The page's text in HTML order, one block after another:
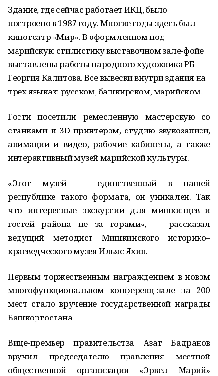
Здание, где сейчас работает ИКЦ, было
построено в 1987 году. Многие годы здесь был
кинотеатр «Мир». В оформленном под
марийскую стилистику выставочном зале-фойе
выставлены работы народного художника РБ
Георгия Калитова. Все вывески внутри здания на
трех языках: русском, башкирском, марийском.
Гости посетили ремесленную мастерскую со
станками и 3D принтером, студию звукозаписи,
анимации и видео, рабочие кабинеты, а также
интерактивный музей марийской культуры.
«Этот музей — единственный в нашей
республике такого формата, он уникален. Так
что интересные экскурсии для мишкинцев и
гостей района не за горами», — рассказал
ведущий методист Мишкинского историко–
краеведческого музея Ильяс Яхин.
Первым торжественным награждением в новом
многофункциональном конференц-зале на 200
мест стало вручение государственной награды
Башкортостана.
Вице-премьер правительства Азат Бадранов
вручил председателю правления местной
общественной организации «Эрвел Марий»